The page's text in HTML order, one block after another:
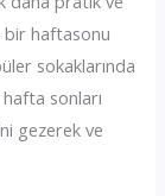
bir haftasonu
sokaklarında
sonları
gezerek ve